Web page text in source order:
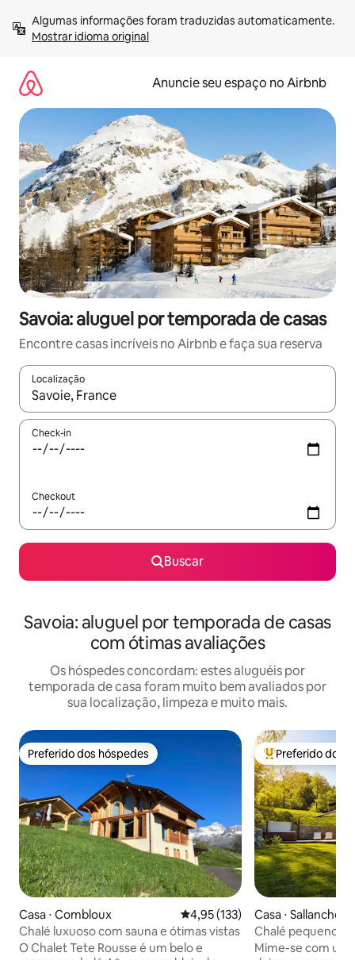
para
Mostrar idioma original
Anuncie seu espaço no Airbnb
Savoia: aluguel por temporada de casas
Encontre casas incríveis no Airbnb e faça sua reserva
Localização
Quando os resultados estiverem disponíveis, explore-os
Check-in
Checkout
Buscar
Savoia: aluguel por temporada de casas
com ótimas avaliações
Os hóspedes concordam: estes aluguéis por
temporada de casa foram muito bem avaliados por
sua localização, limpeza e muito mais.
Preferido dos hóspedes
Preferido dos hóspedes
Casa ⋅ Combloux 4,95 de uma avaliação média de
4,95 (133)
Chalé luxuoso com sauna e ótimas vistas
O Chalet Tete Rousse é um belo e
Entre os
Preferido dos
Casa ⋅ Sallanches
Chalé pequeno
Sallanches
Mime-se com